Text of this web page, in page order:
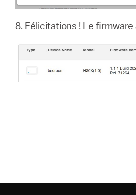
8. Félicitations ! Le firmware